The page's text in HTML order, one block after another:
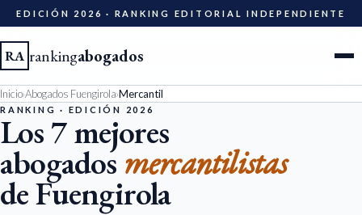
EDICIÓN 2026 · RANKING EDITORIAL INDEPENDIENTE
RA rankingabogados
Ciudades
Especialidades
Diccionario
Inicio›Abogados Fuengirola›Mercantil
RANKING · EDICIÓN 2026
Los 7 mejores
abogados mercantilistas
de Fuengirola